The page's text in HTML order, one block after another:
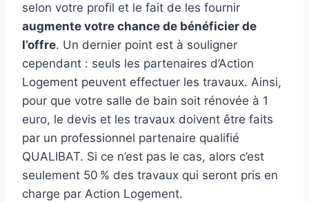
selon votre profil et le fait de les fournir
augmente votre chance de bénéficier de
l’offre. Un dernier point est à souligner
cependant : seuls les partenaires d’Action
Logement peuvent effectuer les travaux. Ainsi,
pour que votre salle de bain soit rénovée à 1
euro, le devis et les travaux doivent être faits
par un professionnel partenaire qualifié
QUALIBAT. Si ce n’est pas le cas, alors c’est
seulement 50 % des travaux qui seront pris en
charge par Action Logement.